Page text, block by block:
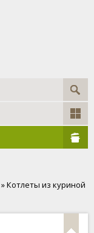
» Котлеты из куриной